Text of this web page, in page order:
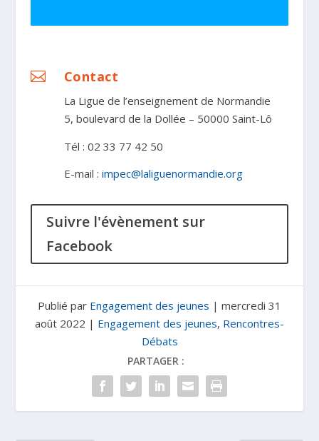
 Contact
La Ligue de l’enseignement de Normandie
5, boulevard de la Dollée – 50000 Saint-Lô
Tél : 02 33 77 42 50
E-mail : impec@laliguenormandie.org
Suivre l'évènement sur
Facebook
Publié par Engagement des jeunes | mercredi 31
août 2022 | Engagement des jeunes, Rencontres-
Débats
PARTAGER :